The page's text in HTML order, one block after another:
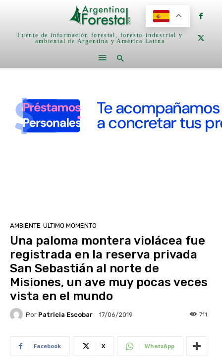
Fuente de información forestal, foresto-industrial y
ambiental de Argentina y América Latina
AMBIENTE ULTIMO MOMENTO
Una paloma montera violácea fue
registrada en la reserva privada
San Sebastián al norte de
Misiones, un ave muy pocas veces
vista en el mundo
Por Patricia Escobar 17/06/2019 711
Facebook X WhatsApp